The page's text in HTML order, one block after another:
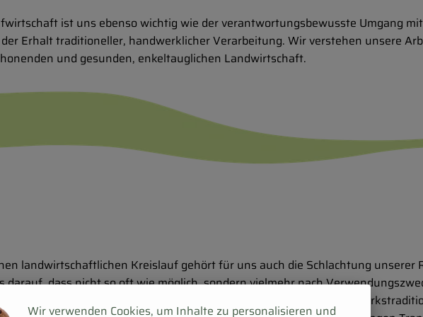
ist uns ebenso wichtig wie der verantwortungsbewusste Umgang
Erhalt traditioneller, handwerklicher Verarbeitung. Wir verstehen unsere
und gesunden, enkeltauglichen Landwirtschaft.
landwirtschaftlichen Kreislauf gehört für uns auch die Schlachtung unserer
darauf, dass nicht so oft wie möglich, sondern vielmehr nach
Nutztiere wird von einem Demeter-zertifizierten, nach alter
Wir verwenden Cookies, um Inhalte zu personalisieren und